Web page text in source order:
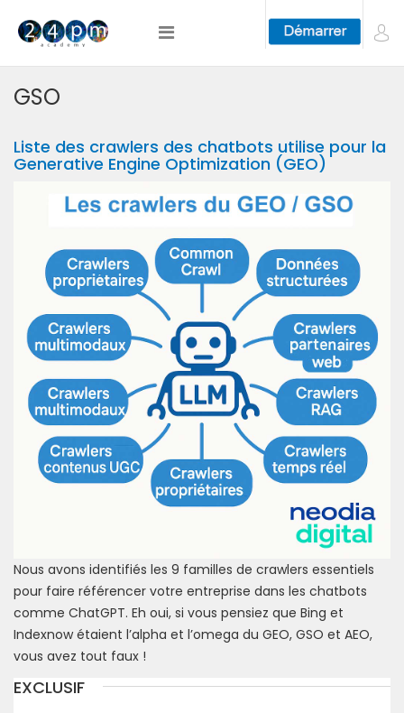
GSO
Liste des crawlers des chatbots utilise pour la
Generative Engine Optimization (GEO)
Nous avons identifiés les 9 familles de crawlers essentiels
pour faire référencer votre entreprise dans les chatbots
comme ChatGPT. Eh oui, si vous pensiez que Bing et
Indexnow étaient l’alpha et l’omega du GEO, GSO et AEO,
vous avez tout faux !
EXCLUSIF